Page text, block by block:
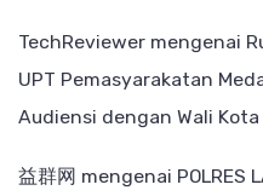
TechReviewer mengenai
UPT Pemasyarakatan
Audiensi dengan Wali Kota
益群网 mengenai POLRES